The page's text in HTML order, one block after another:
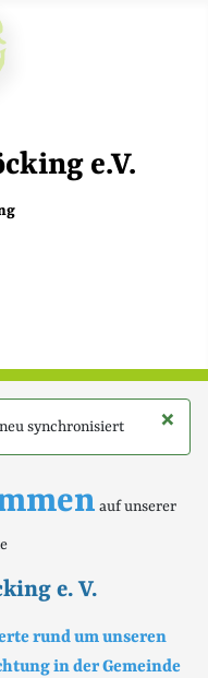
e.V.
×
synchronisiert
auf unserer
e. V.
rund um unseren
in der Gemeinde